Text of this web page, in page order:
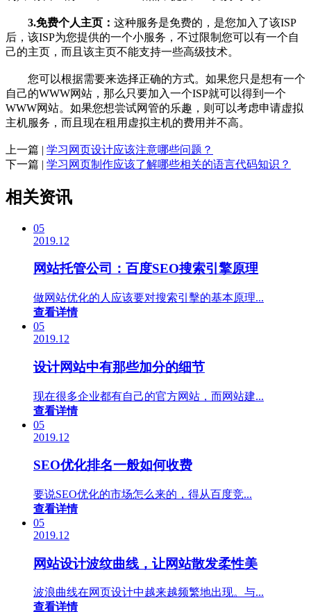
3.免费个人主页： 这种服务是免费的，是您加入了该ISP
后，该ISP为您提供的一个小服务，不过限制您可以有一个自
己的主页，而且该主页不能支持一些高级技术。
您可以根据需要来选择正确的方式。如果您只是想有一个
自己的WWW网站，那么只要加入一个ISP就可以得到一个
WWW网站。如果您想尝试网管的乐趣，则可以考虑申请虚拟
主机服务，而且现在租用虚拟主机的费用并不高。
上一篇 | 学习网页设计应该注意哪些问题？
下一篇 | 学习网页制作应该了解哪些相关的语言代码知识？
相关资讯
05
2019.12
网站托管公司：百度SEO搜索引擎原理
做网站优化的人应该要对搜索引擊的基本原理...
查看详情
05
2019.12
设计网站中有那些加分的细节
现在很多企业都有自己的官方网站，而网站建...
查看详情
05
2019.12
SEO优化排名一般如何收费
要说SEO优化的市场怎么来的，得从百度竞...
查看详情
05
2019.12
网站设计波纹曲线，让网站散发柔性美
波浪曲线在网页设计中越来越频繁地出现。与...
查看详情